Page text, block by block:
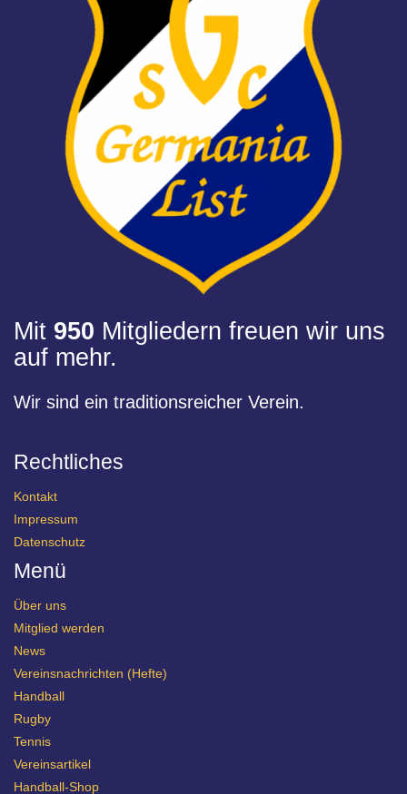
Mit 950 Mitgliedern freuen wir uns
auf mehr.
Wir sind ein traditionsreicher Verein.
Rechtliches
Kontakt
Impressum
Datenschutz
Menü
Über uns
Mitglied werden
News
Vereinsnachrichten (Hefte)
Handball
Rugby
Tennis
Vereinsartikel
Handball-Shop